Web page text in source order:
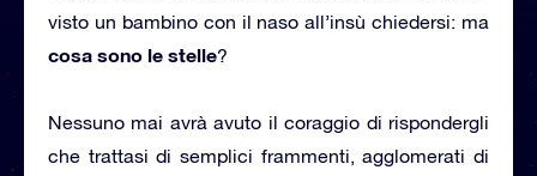
visto un bambino con il naso all’insù chiedersi: ma
cosa sono le stelle?
Nessuno mai avrà avuto il coraggio di rispondergli
che trattasi di semplici frammenti, agglomerati di